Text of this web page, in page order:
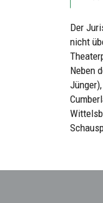
Der
nicht
Neben